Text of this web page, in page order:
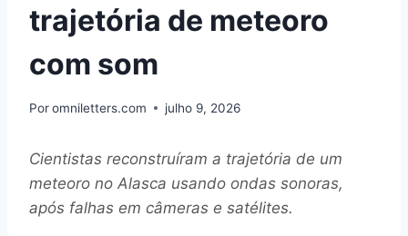
trajetória de meteoro
com som
Poromniletters.com julho 9, 2026
Cientistas reconstruíram a trajetória de um
meteoro no Alasca usando ondas sonoras,
após falhas em câmeras e satélites.